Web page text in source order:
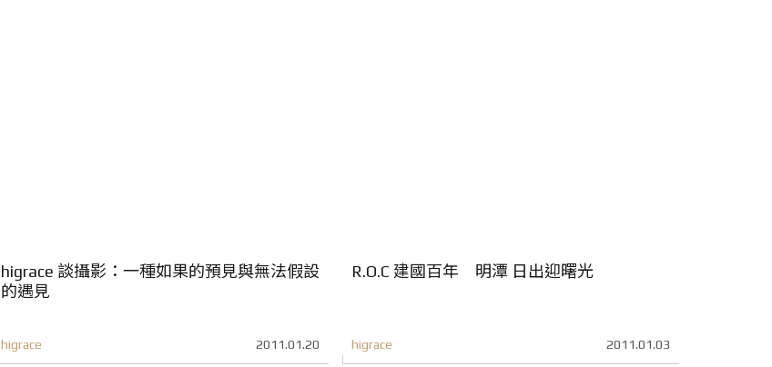
higrace 談攝影：一種如果的預見與無法假設
的遇見
higrace 2011.01.20
R.O.C 建國百年 明潭 日出迎曙光
higrace 2011.01.03